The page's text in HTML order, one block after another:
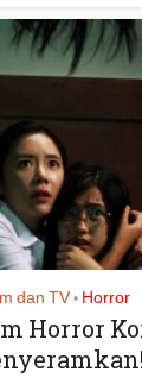
dan TV • Horror
Horror